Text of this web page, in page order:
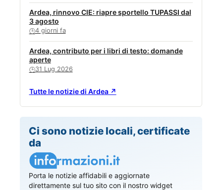
Ardea, rinnovo CIE: riapre sportello TUPASSI dal
3 agosto
🕒4 giorni fa
Ardea, contributo per i libri di testo: domande
aperte
🕒31 Lug 2026
Tutte le notizie di Ardea ↗
Ci sono notizie locali, certificate
da
Porta le notizie affidabili e aggiornate
direttamente sul tuo sito con il nostro widget